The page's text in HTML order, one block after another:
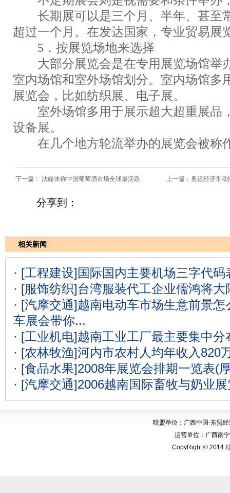
长期展可以是三个月、半年、甚至
超过一个月。在发达国家，专业贸易展
5．按展览场地来选择
大部分展览会是在专用展览场馆举
室内场馆和室外场馆划分。室内场馆多
展览会，比如纺织展、电子展。
室外场馆多用于展示超大超重展品
设备展。
在几个地方轮流举办的展览会被称
下一篇： 法媒体称中国葡萄酒市场全球最活跃 上一篇： 奥运经济带动
分享到：
相关新闻
· [工程建设]国际国内主要机场三字代码
· [服饰纺织]台湾服装代工企业儒鸿将
· [汽摩交通]越南电动车市场生意前景
车展会带你...
· [工业机电]越南工业工厂最主要集中分
· [农林牧渔]河内市农村人均年收入820
· [食品水果]2008年展览会排期一览表(
· [汽摩交通]2006越南国际畜牧与奶业
联盟单位：广西中国-东盟
运营单位：广西南
CopyRight © 2014